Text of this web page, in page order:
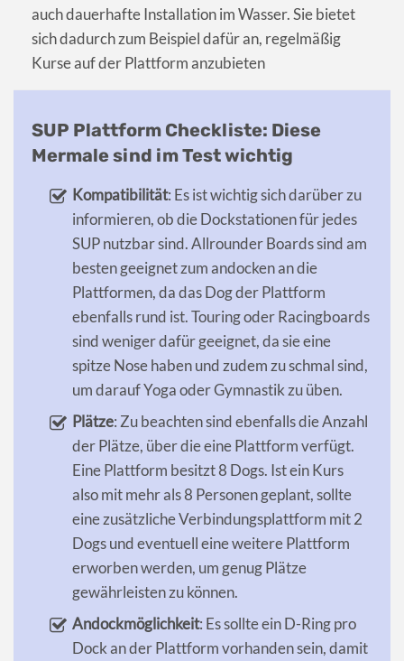
auch dauerhafte Installation im Wasser. Sie bietet
sich dadurch zum Beispiel dafür an, regelmäßig
Kurse auf der Plattform anzubieten
SUP Plattform Checkliste: Diese
Mermale sind im Test wichtig
Kompatibilität: Es ist wichtig sich darüber zu
informieren, ob die Dockstationen für jedes
SUP nutzbar sind. Allrounder Boards sind am
besten geeignet zum andocken an die
Plattformen, da das Dog der Plattform
ebenfalls rund ist. Touring oder Racingboards
sind weniger dafür geeignet, da sie eine
spitze Nose haben und zudem zu schmal sind,
um darauf Yoga oder Gymnastik zu üben.
Plätze: Zu beachten sind ebenfalls die Anzahl
der Plätze, über die eine Plattform verfügt.
Eine Plattform besitzt 8 Dogs. Ist ein Kurs
also mit mehr als 8 Personen geplant, sollte
eine zusätzliche Verbindungsplattform mit 2
Dogs und eventuell eine weitere Plattform
erworben werden, um genug Plätze
gewährleisten zu können.
Andockmöglichkeit: Es sollte ein D-Ring pro
Dock an der Plattform vorhanden sein, damit